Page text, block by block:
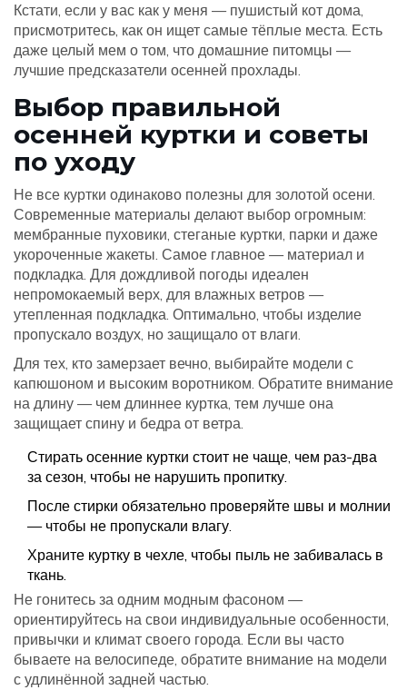
Кстати, если у вас как у меня — пушистый кот дома,
присмотритесь, как он ищет самые тёплые места. Есть
даже целый мем о том, что домашние питомцы —
лучшие предсказатели осенней прохлады.
Выбор правильной
осенней куртки и советы
по уходу
Не все куртки одинаково полезны для золотой осени.
Современные материалы делают выбор огромным:
мембранные пуховики, стеганые куртки, парки и даже
укороченные жакеты. Самое главное — материал и
подкладка. Для дождливой погоды идеален
непромокаемый верх, для влажных ветров —
утепленная подкладка. Оптимально, чтобы изделие
пропускало воздух, но защищало от влаги.
Для тех, кто замерзает вечно, выбирайте модели с
капюшоном и высоким воротником. Обратите внимание
на длину — чем длиннее куртка, тем лучше она
защищает спину и бедра от ветра.
Стирать осенние куртки стоит не чаще, чем раз-два
за сезон, чтобы не нарушить пропитку.
После стирки обязательно проверяйте швы и молнии
— чтобы не пропускали влагу.
Храните куртку в чехле, чтобы пыль не забивалась в
ткань.
Не гонитесь за одним модным фасоном —
ориентируйтесь на свои индивидуальные особенности,
привычки и климат своего города. Если вы часто
бываете на велосипеде, обратите внимание на модели
с удлинённой задней частью.